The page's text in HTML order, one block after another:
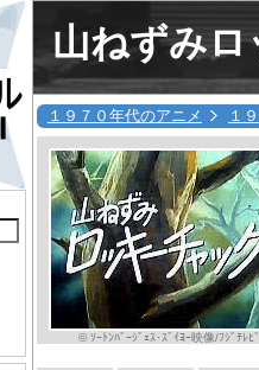
山ねずみロ
１９７０年代のアニメ １
© ｿｰﾄﾝﾊﾞｰｼﾞｪｽ･ｽﾞｲﾖｰ映像/ﾌｼﾞﾃﾚﾋﾞ